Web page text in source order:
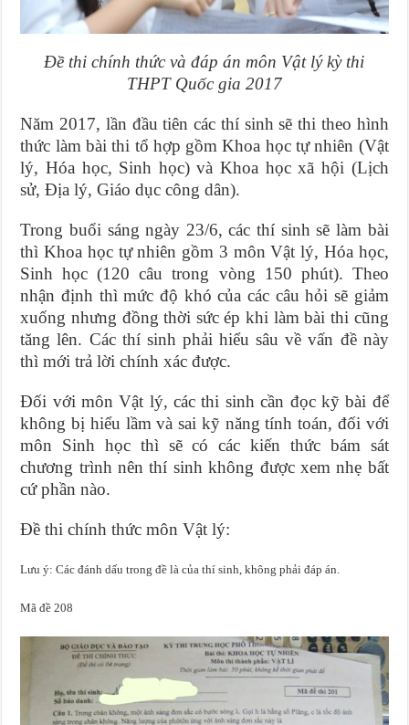
Đề thi chính thức và đáp án môn Vật lý kỳ thi
THPT Quốc gia 2017
Năm 2017, lần đầu tiên các thí sinh sẽ thi theo hình
thức làm bài thi tổ hợp gồm Khoa học tự nhiên (Vật
lý, Hóa học, Sinh học) và Khoa học xã hội (Lịch
sử, Địa lý, Giáo dục công dân).
Trong buổi sáng ngày 23/6, các thí sinh sẽ làm bài
thì Khoa học tự nhiên gồm 3 môn Vật lý, Hóa học,
Sinh học (120 câu trong vòng 150 phút). Theo
nhận định thì mức độ khó của các câu hỏi sẽ giảm
xuống nhưng đồng thời sức ép khi làm bài thi cũng
tăng lên. Các thí sinh phải hiểu sâu về vấn đề này
thì mới trả lời chính xác được.
Đối với môn Vật lý, các thi sinh cần đọc kỹ bài để
không bị hiểu lầm và sai kỹ năng tính toán, đối với
môn Sinh học thì sẽ có các kiến thức bám sát
chương trình nên thí sinh không được xem nhẹ bất
cứ phần nào.
Đề thi chính thức môn Vật lý:
Lưu ý: Các đánh dấu trong đề là của thí sinh, không phải đáp án.
Mã đề 208